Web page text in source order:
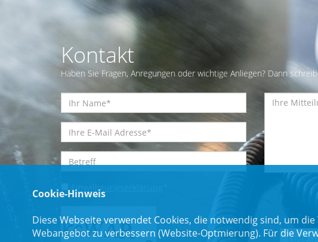
Kontakt
Haben Sie Fragen, Anregungen oder wichtige Anliegen? Dann
Einwilligungserklärung
Cookie-Hinweis
Diese Webseite verwendet Cookies, die notwendig sind, um
Webangebot zu verbessern (Website-Optmierung). Für die